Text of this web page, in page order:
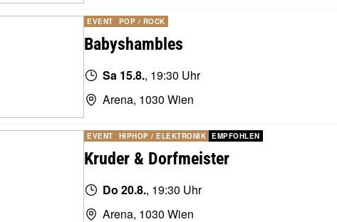
EVENT POP / ROCK
Babyshambles
Sa 15.8., 19:30 Uhr
Arena, 1030 Wien
EVENT HIPHOP / ELEKTRONIK EMPFOHLEN
Kruder & Dorfmeister
Do 20.8., 19:30 Uhr
Arena, 1030 Wien